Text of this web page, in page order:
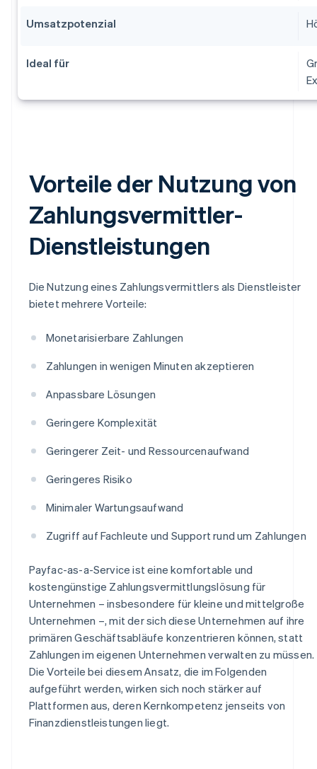
Umsatzpotenzial
Ideal für
Vorteile der Nutzung von
Zahlungsvermittler-
Dienstleistungen
Die Nutzung eines Zahlungsvermittlers als Dienstleister
bietet mehrere Vorteile:
Monetarisierbare Zahlungen
Zahlungen in wenigen Minuten akzeptieren
Anpassbare Lösungen
Geringere Komplexität
Geringerer Zeit- und Ressourcenaufwand
Geringeres Risiko
Minimaler Wartungsaufwand
Zugriff auf Fachleute und Support rund um Zahlungen
Payfac-as-a-Service ist eine komfortable und
kostengünstige Zahlungsvermittlungslösung für
Unternehmen – insbesondere für kleine und mittelgroße
Unternehmen –, mit der sich diese Unternehmen auf ihre
primären Geschäftsabläufe konzentrieren können, statt
Zahlungen im eigenen Unternehmen verwalten zu müssen.
Die Vorteile bei diesem Ansatz, die im Folgenden
aufgeführt werden, wirken sich noch stärker auf
Plattformen aus, deren Kernkompetenz jenseits von
Finanzdienstleistungen liegt.